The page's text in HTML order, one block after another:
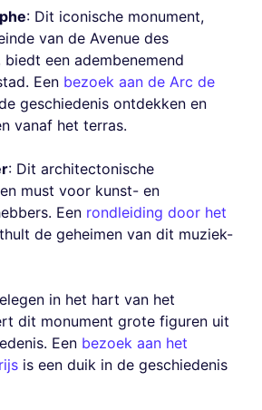
: Dit iconische monument,
van de Avenue des
biedt een adembenemend
Een bezoek aan de Arc de
geschiedenis ontdekken en
vanaf het terras.
: Dit architectonische
must voor kunst- en
Een rondleiding door het
de geheimen van dit muziek-
in het hart van het
dit monument grote figuren uit
Een bezoek aan het
is een duik in de geschiedenis